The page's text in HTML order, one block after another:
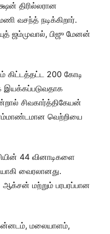
திரில்லரான
வசந்த் நடிக்கிறார்.
ஜம்முவால், பிஜு மேனன்
கிட்டத்தட்ட 200 கோடி
இயக்கப்படுவதாக
சிவகார்த்திகேயன்
வெற்றியை
44 வினாடிகளை
வைரலானது.
ஆக்சன் மற்றும் பரபரப்பான
கன்னடம், மலையாளம்,